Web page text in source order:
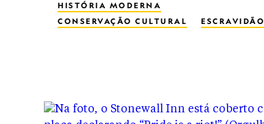
HISTÓRIA MODERNA
CONSERVAÇÃO CULTURAL
ESCRAVIDÃO